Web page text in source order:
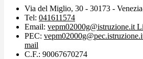
Via del Miglio, 30 - 30173 -
Tel: 041611574
Email: vepm02000g@istruzione.it
PEC:
mail
C.F.: 90067670274